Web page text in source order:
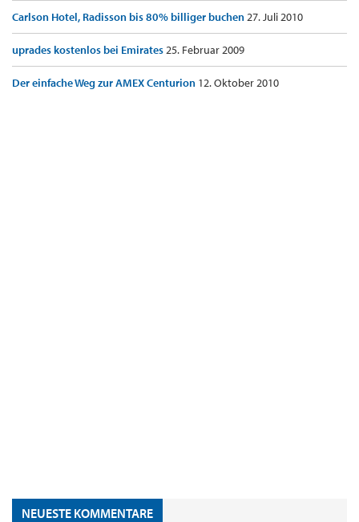
Carlson Hotel, Radisson bis 80% billiger buchen27. Juli 2010
uprades kostenlos bei Emirates25. Februar 2009
Der einfache Weg zur AMEX Centurion 12. Oktober 2010
NEUESTE KOMMENTARE